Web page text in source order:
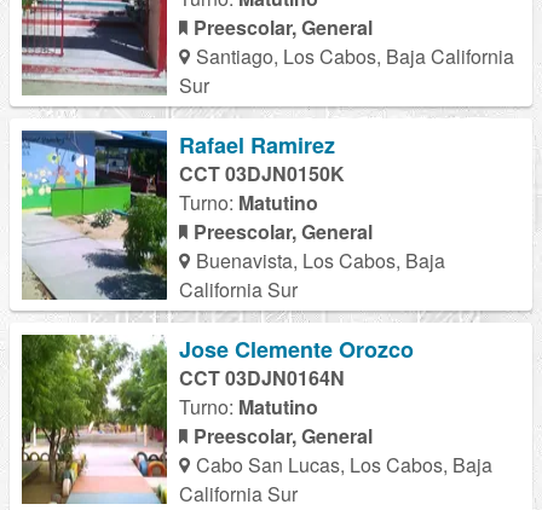
Preescolar, General
Santiago, Los Cabos, Baja California
Sur
Rafael Ramirez
CCT 03DJN0150K
Turno: Matutino
Preescolar, General
Buenavista, Los Cabos, Baja
California Sur
Jose Clemente Orozco
CCT 03DJN0164N
Turno: Matutino
Preescolar, General
Cabo San Lucas, Los Cabos, Baja
California Sur